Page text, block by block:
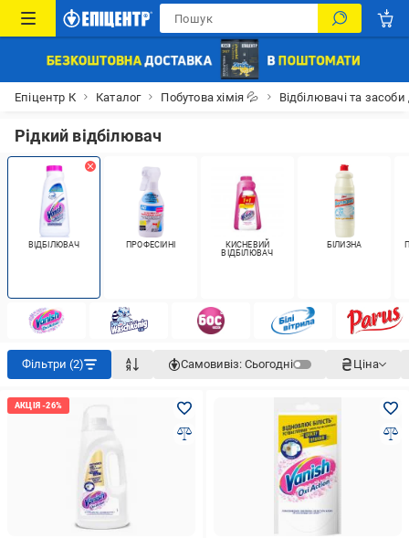
Епіцентр К Каталог Побутова хімія 💦 Відбілювачі та
Рідкий відбілювач
ВІДБІЛЮВАЧ ПРОФЕСІЙНІ
КИСНЕВИЙ
ВІДБІЛЮВАЧ
БІЛИЗНА
Фільтри (2) Самовивіз: Сьогодні Ціна